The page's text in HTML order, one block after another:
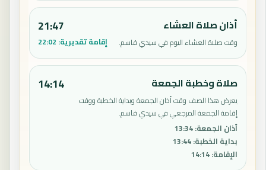
أذان صلاة العشاء
وقت صلاة العشاء اليوم في سيدي قاسم.
21:47
إقامة تقديرية: 22:02
صلاة وخطبة الجمعة
يعرض هذا الصف وقت أذان الجمعة وبداية الخطبة ووقت
إقامة الجمعة المرجعي في سيدي قاسم.
أذان الجمعة:
13:34
بداية الخطبة:
13:44
الإقامة:
14:14
14:14